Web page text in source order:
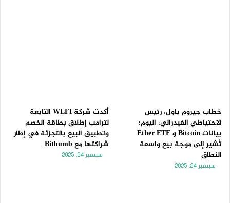
خطاب جيروم باول، رئيس
الاحتياطي الفيدرالي، اليوم:
بيانات Bitcoin و Ether ETF
تُشير إلى موجة بيع واسعة
النطاق
سبتمبر 24, 2025
أكدت شركة WLFI التابعة
لترامب إطلاق بطاقة الخصم
وتطبيق البيع بالتجزئة في إطار
شراكتها مع Bithumb
سبتمبر 24, 2025